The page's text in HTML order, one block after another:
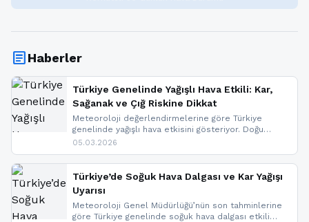
articleHaberler
Türkiye Genelinde Yağışlı Hava Etkili: Kar,
Sağanak ve Çığ Riskine Dikkat
Meteoroloji değerlendirmelerine göre Türkiye
genelinde yağışlı hava etkisini gösteriyor. Doğu
bölgelerinde kar yağışı beklenirken Marmara ve
ise çığ tehlikesi bulunuyor. İç kesimlerde sis ve pus
nedeniyle görüş mesafesinde azalma
yaşanabileceği belirtiliyor.
05.03.2026
Türkiye’de Soğuk Hava Dalgası ve Kar Yağışı
Uyarısı
Meteoroloji Genel Müdürlüğü’nün son tahminlerine
göre Türkiye genelinde soğuk hava dalgası etkili